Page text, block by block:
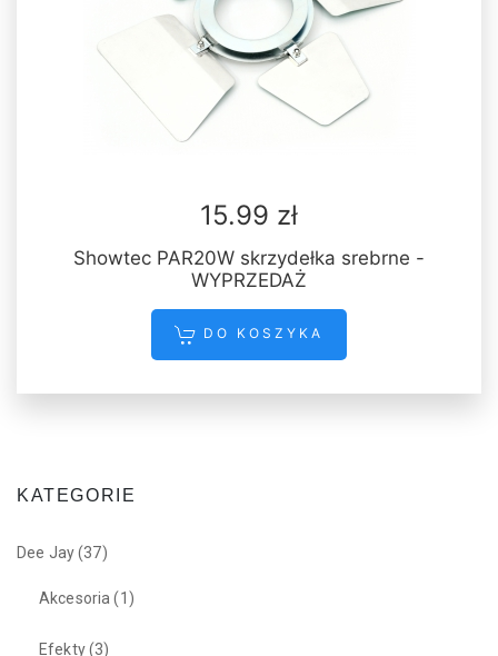
15.99 zł
Showtec PAR20W skrzydełka srebrne -
WYPRZEDAŻ
DO KOSZYKA
KATEGORIE
Dee Jay(37)
Akcesoria (1)
Efekty(3)